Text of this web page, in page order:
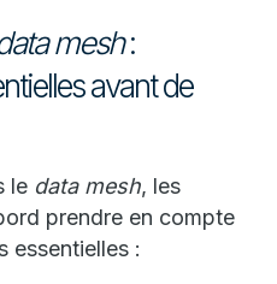
mesh:
avant de
le data mesh, les
prendre en compte
essentielles :